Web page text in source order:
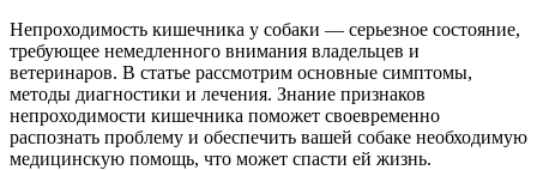
Непроходимость кишечника у собаки — серьезное состояние,
требующее немедленного внимания владельцев и
ветеринаров. В статье рассмотрим основные симптомы,
методы диагностики и лечения. Знание признаков
непроходимости кишечника поможет своевременно
распознать проблему и обеспечить вашей собаке необходимую
медицинскую помощь, что может спасти ей жизнь.